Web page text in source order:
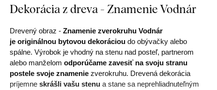
Dekorácia z dreva - Znamenie Vodnár
Drevený obraz - Znamenie zverokruhu Vodnár
je originálnou bytovou dekoráciou do obývačky alebo
spálne. Výrobok je vhodný na stenu nad posteľ, partnerom
alebo manželom odporúčame zavesiť na svoju stranu
postele svoje znamenie zverokruhu. Drevená dekorácia
príjemne skrášli vašu stenu a stane sa neprehliadnuteľným